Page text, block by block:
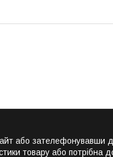
або зателефонувавши
товару або потрібна